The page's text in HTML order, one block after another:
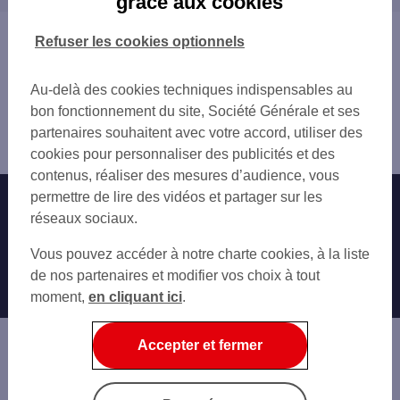
COMPIEGNE 1 RUE MAGENTA
MULTIPLEX COMPIEGNE
LECLERC LA CROIX ST OUEN
LA CROIX SAINT OUEN
CUISE LA MOTTE
TOTAL RESSONS OUEST
TOTAL RESSONS EST
ESTREES SAINT DENIS
NOYON
PONT STE MAXENCE 16 RUE HENRI BODCH
PONT-SAINTE-MAXENCE
Vous êtes ici : Accueil
Clairoix
Distributeur/automate C.CIAL CLAIROIX
Nos engagements Nous contacter
Autres sites SG
Professionnels
Entreprises
Associations
Banque privée
Informations légales
Au-delà des cookies techniques indispensables au
bon fonctionnement du site, Société Générale et ses
partenaires souhaitent avec votre accord, utiliser des
cookies pour personnaliser des publicités et des
contenus, réaliser des mesures d’audience, vous
permettre de lire des vidéos et partager sur les
réseaux sociaux.
Vous pouvez accéder à notre charte cookies, à la liste
de nos partenaires et modifier vos choix à tout
moment, en cliquant ici.
Refuser les cookies optionnels
Accepter et fermer